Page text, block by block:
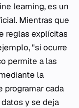
learning, es un
Mientras que
reglas explícitas
"si ocurre
permite a las
la
programar cada
y se deja